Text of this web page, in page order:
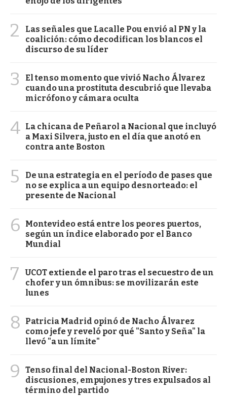
2
Las señales que Lacalle Pou envió al PN y la
coalición: cómo decodifican los blancos el
discurso de su líder
3
El tenso momento que vivió Nacho Álvarez
cuando una prostituta descubrió que llevaba
micrófono y cámara oculta
4 La chicana de Peñarol a Nacional que incluyó
a Maxi Silvera, justo en el día que anotó en
contra ante Boston
5
De una estrategia en el período de pases que
no se explica a un equipo desnorteado: el
presente de Nacional
6
Montevideo está entre los peores puertos,
según un índice elaborado por el Banco
Mundial
7
UCOT extiende el paro tras el secuestro de un
chofer y un ómnibus: se movilizarán este
lunes
8
Patricia Madrid opinó de Nacho Álvarez
como jefe y reveló por qué "Santo y Seña" la
llevó "a un límite"
9
Tenso final del Nacional-Boston River:
discusiones, empujones y tres expulsados al
término del partido